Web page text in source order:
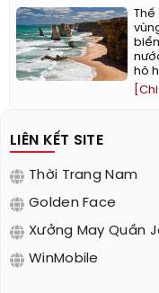
hô
LIÊN KẾT SITE
Thời Trang Nam
Golden Face
Xưởng May Quần
WinMobile